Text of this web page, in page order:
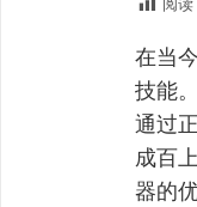
在当
技能
通过
成百
器的